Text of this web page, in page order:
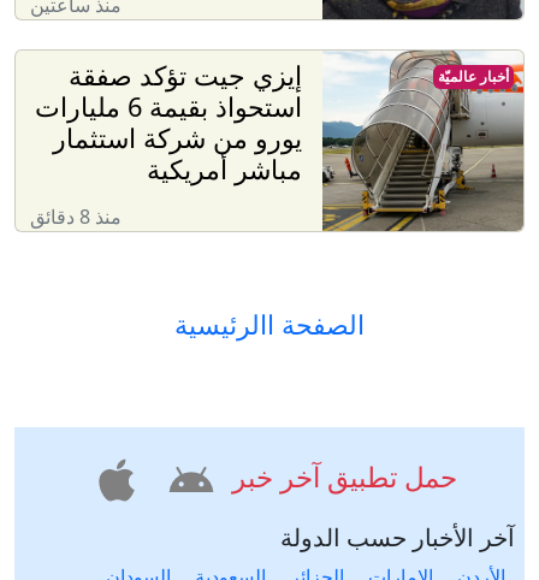
إيزي جيت تؤكد صفقة
استحواذ بقيمة 6 مليارات
يورو من شركة استثمار
مباشر أمريكية
منذ 8 دقائق
أخبار عالميّة
الصفحة االرئيسية
حمل تطبيق آخر خبر
آخر الأخبار حسب الدولة